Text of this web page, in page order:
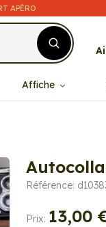
APÉRO
Affiche
Référence:
Prix: 13,00